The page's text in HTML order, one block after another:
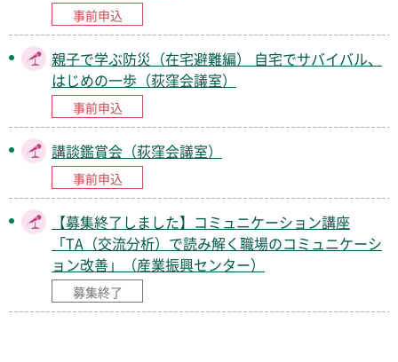
事前申込
親子で学ぶ防災（在宅避難編） 自宅でサバイバル、
はじめの一歩（荻窪会議室）
事前申込
講談鑑賞会（荻窪会議室）
事前申込
【募集終了しました】コミュニケーション講座
「TA（交流分析）で読み解く職場のコミュニケーシ
ョン改善」（産業振興センター）
募集終了